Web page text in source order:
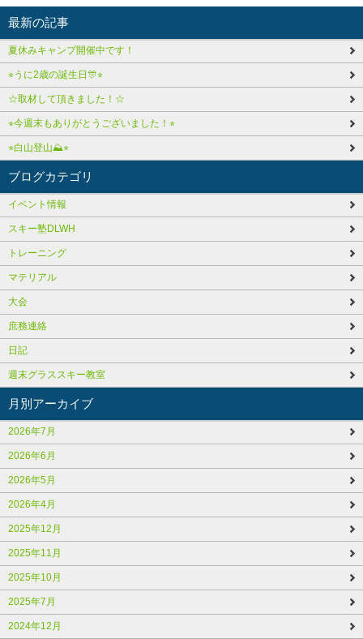
最新の記事
夏休みキャンプ開催中です！
⭐︎うに2歳の誕生日🎊⭐︎
☆取材して頂きました！☆
⭐︎今週末もありがとうございました！⭐︎
⭐︎白山登山⛰️⭐︎
ブログカテゴリ
イベント情報
スキー塾DLWH
トレーニング
マテリアル
大会
庶務連絡
日記
週末グラススキー教室
月別アーカイブ
2026年7月
2026年6月
2026年5月
2026年4月
2025年12月
2025年11月
2025年10月
2025年7月
2024年12月